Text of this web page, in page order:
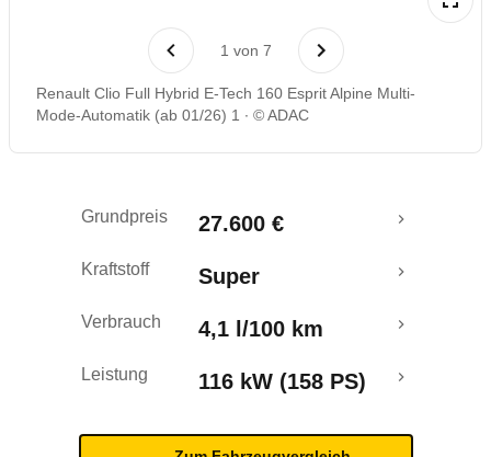
Rückrufe & Mängel
1 von 7
Renault Clio Full Hybrid E-Tech 160 Esprit Alpine Multi-
Mode-Automatik (ab 01/26) 1
© ADAC
Grundpreis 27.600 €
Kraftstoff Super
Verbrauch 4,1 l/100 km
Leistung 116 kW (158 PS)